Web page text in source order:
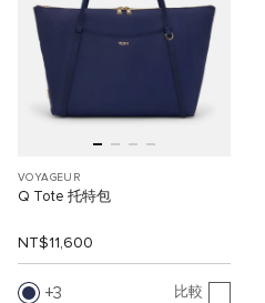
VOYAGEUR
Q Tote 托特包
NT$11,600
3 比較